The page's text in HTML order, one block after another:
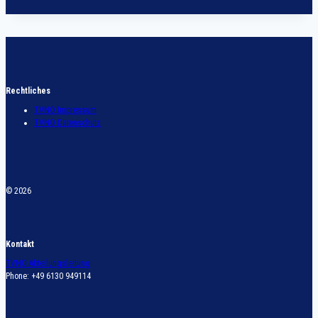
Rechtliches
TVNO Impressum
TVNO Datenschutz
© 2026
Kontakt
TVNO Abteilungsleitung
Phone: +49 6130 949114